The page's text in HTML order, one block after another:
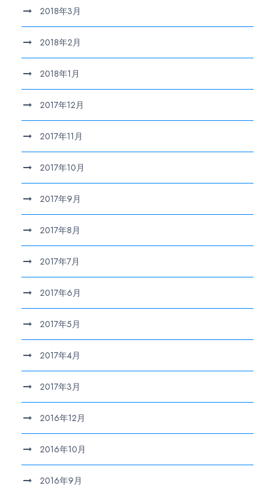
2018年3月
2018年2月
2018年1月
2017年12月
2017年11月
2017年10月
2017年9月
2017年8月
2017年7月
2017年6月
2017年5月
2017年4月
2017年3月
2016年12月
2016年10月
2016年9月